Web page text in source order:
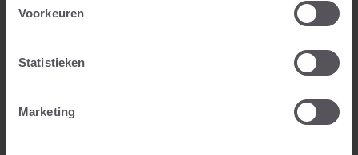
Voorkeuren
Statistieken
Marketing
Anwendbar auf:
109 KG